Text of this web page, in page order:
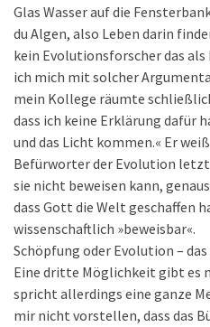
Glas Wasser auf die
du Algen, also Leben darin
kein Evolutionsforscher das als
ich mich mit solcher
mein Kollege räumte
dass ich keine Erklärung dafür
und das Licht kommen.« Er
Befürworter der Evolution
sie nicht beweisen kann,
dass Gott die Welt geschaffen
wissenschaftlich »beweisbar«.
Schöpfung oder Evolution –
Eine dritte Möglichkeit gibt es
spricht allerdings eine ganze
mir nicht vorstellen, dass das